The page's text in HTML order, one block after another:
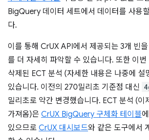
BigQuery 데이터 세트에서 데이터를 사용
다.
이를 통해 CrUX API에서 제공되는 3개 빈
를 더 자세히 파악할 수 있습니다. 또한 이번
삭제된 ECT 분석 (자세한 내용은 나중에 설
있습니다. 이전의 270밀리초 기준점 대신
밀리초로 약간 변경했습니다. ECT 분석 (이
가져옴)은 CrUX BigQuery 구체화 테이블
있으므로 CrUX 대시보드와 같은 도구에서